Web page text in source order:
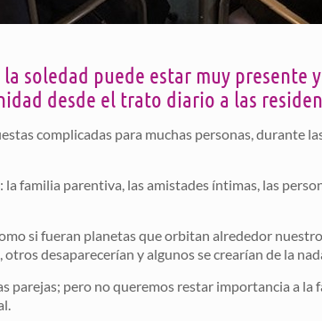
soledad puede estar muy
desde el trato diario a las
complicadas para muchas personas, durante
: la familia parentiva, las amistades íntimas, las
si fueran planetas que orbitan alrededor
otros desaparecerían y algunos se crearían de la
parejas; pero no queremos restar importancia a